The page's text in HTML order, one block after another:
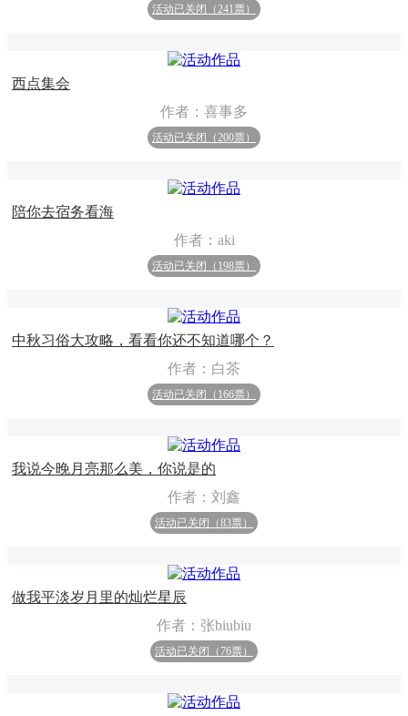
活动已关闭（241票）
西点集会
作者：喜事多
活动已关闭（200票）
陪你去宿务看海
作者：aki
活动已关闭（198票）
中秋习俗大攻略，看看你还不知道哪个？
作者：白茶
活动已关闭（166票）
我说今晚月亮那么美，你说是的
作者：刘鑫
活动已关闭（83票）
做我平淡岁月里的灿烂星辰
作者：张biubiu
活动已关闭（76票）